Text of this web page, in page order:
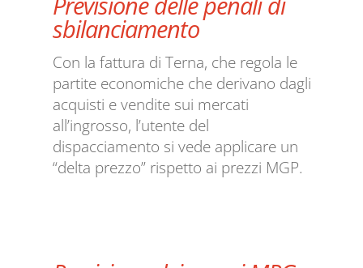
sbilanciamento
Con la fattura di Terna, che regola le
partite economiche che derivano dagli
acquisti e vendite sui mercati
all’ingrosso, l’utente del
dispacciamento si vede applicare un
“delta prezzo” rispetto ai prezzi MGP.